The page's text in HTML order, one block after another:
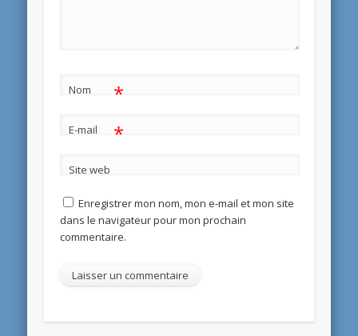
Nom *
E-mail *
Site web
Enregistrer mon nom, mon e-mail et mon site
dans le navigateur pour mon prochain
commentaire.